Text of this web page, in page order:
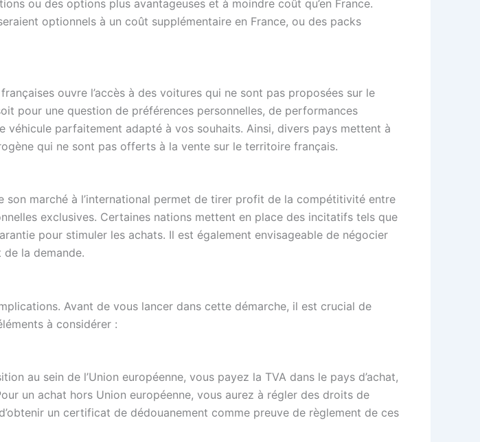
ou des options plus avantageuses et à moindre coût qu’en France.
optionnels à un coût supplémentaire en France, ou des packs
ouvre l’accès à des voitures qui ne sont pas proposées sur le
pour une question de préférences personnelles, de performances
parfaitement adapté à vos souhaits. Ainsi, divers pays mettent à
qui ne sont pas offerts à la vente sur le territoire français.
marché à l’international permet de tirer profit de la compétitivité entre
exclusives. Certaines nations mettent en place des incitatifs tels que
pour stimuler les achats. Il est également envisageable de négocier
de la demande.
Avant de vous lancer dans cette démarche, il est crucial de
à considérer :
au sein de l’Union européenne, vous payez la TVA dans le pays d’achat,
un achat hors Union européenne, vous aurez à régler des droits de
un certificat de dédouanement comme preuve de règlement de ces